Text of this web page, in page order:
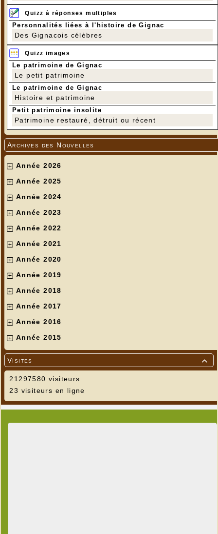
Quizz à réponses multiples
Personnalités liées à l'histoire de Gignac
Des Gignacois célèbres
Quizz images
Le patrimoine de Gignac
Le petit patrimoine
Le patrimoine de Gignac
Histoire et patrimoine
Petit patrimoine insolite
Patrimoine restauré, détruit ou récent
Archives des Nouvelles
Année 2026
Année 2025
Année 2024
Année 2023
Année 2022
Année 2021
Année 2020
Année 2019
Année 2018
Année 2017
Année 2016
Année 2015

Visites
21297580 visiteurs
23 visiteurs en ligne